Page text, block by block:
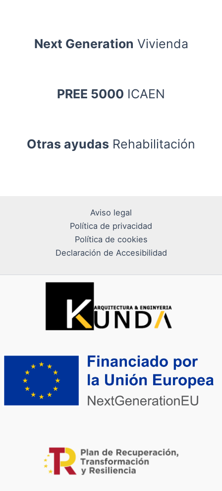
Next Generation Vivienda
PREE 5000 ICAEN
Otras ayudas Rehabilitación
Aviso legal
Política de privacidad
Política de cookies
Declaración de Accesibilidad